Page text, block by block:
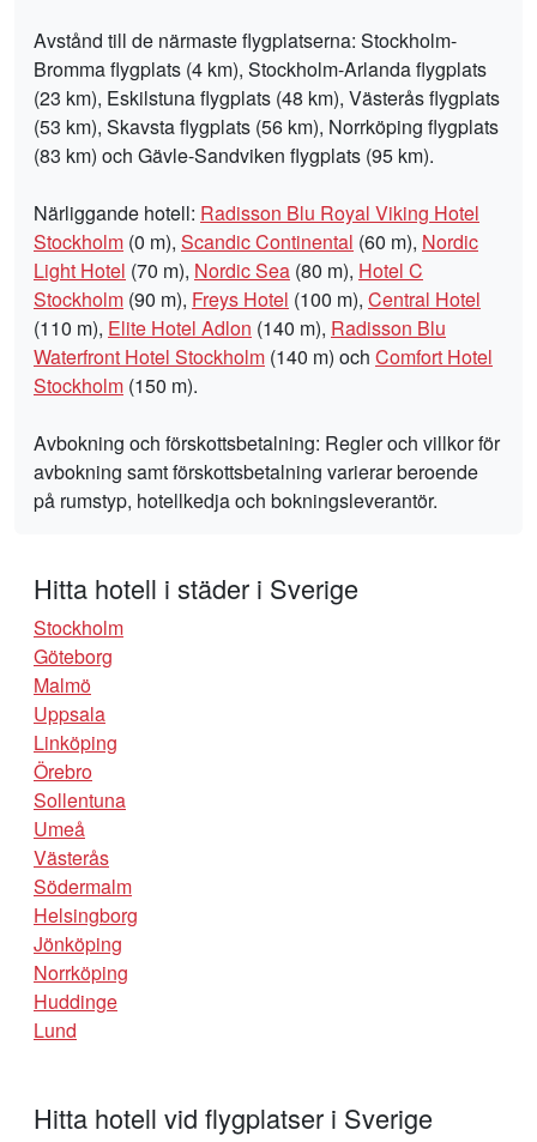
Avstånd till de närmaste flygplatserna: Stockholm-
Bromma flygplats (4 km), Stockholm-Arlanda flygplats
(23 km), Eskilstuna flygplats (48 km), Västerås flygplats
(53 km), Skavsta flygplats (56 km), Norrköping flygplats
(83 km) och Gävle-Sandviken flygplats (95 km).
Närliggande hotell: Radisson Blu Royal Viking Hotel
Stockholm (0 m), Scandic Continental (60 m), Nordic
Light Hotel (70 m), Nordic Sea (80 m), Hotel C
Stockholm (90 m), Freys Hotel (100 m), Central Hotel
(110 m), Elite Hotel Adlon (140 m), Radisson Blu
Waterfront Hotel Stockholm (140 m) och Comfort Hotel
Stockholm (150 m).
Avbokning och förskottsbetalning: Regler och villkor för
avbokning samt förskottsbetalning varierar beroende
på rumstyp, hotellkedja och bokningsleverantör.
Hitta hotell i städer i Sverige
Stockholm
Göteborg
Malmö
Uppsala
Linköping
Örebro
Sollentuna
Umeå
Västerås
Södermalm
Helsingborg
Jönköping
Norrköping
Huddinge
Lund
Hitta hotell vid flygplatser i Sverige